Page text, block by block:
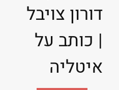
דורון צויבל
| כותב על
איטליה